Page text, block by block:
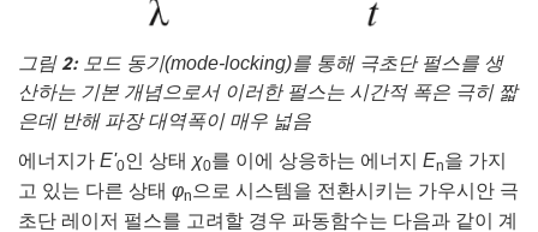
그림 2: 모드 동기(mode-locking)를 통해 극초단 펄스를 생
산하는 기본 개념으로서 이러한 펄스는 시간적 폭은 극히 짧
은데 반해 파장 대역폭이 매우 넓음
에너지가 E'0인 상태 χ0를 이에 상응하는 에너지 En을 가지
고 있는 다른 상태 φn 으로 시스템을 전환시키는 가우시안 극
초단 레이저 펄스를 고려할 경우 파동함수는 다음과 같이 계